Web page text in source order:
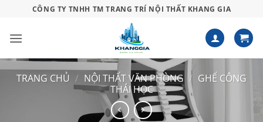
nội
CÔNG TY TNHH TM TRANG TRÍ NỘI THẤT KHANG GIA
TRANG CHỦ / NỘI THẤT VĂN PHÒNG / GHẾ CÔNG
THÁI HỌC